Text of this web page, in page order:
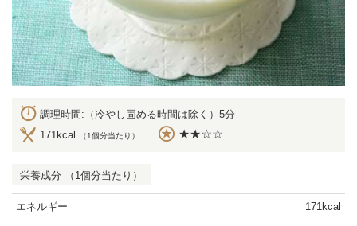
調理時間:（冷やし固める時間は除く）5分
171kcal
（1個分当たり） ★★☆☆
栄養成分 （1個分当たり）
エネルギー 171kcal